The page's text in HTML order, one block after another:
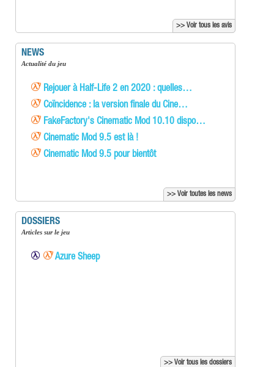
>> Voir tous les avis
NEWS
Actualité du jeu
Rejouer à Half-Life 2 en 2020 : quelles…
Coïncidence : la version finale du Cine…
FakeFactory's Cinematic Mod 10.10 dispo…
Cinematic Mod 9.5 est là !
Cinematic Mod 9.5 pour bientôt
>> Voir toutes les news
DOSSIERS
Articles sur le jeu
Azure Sheep
>> Voir tous les dossiers